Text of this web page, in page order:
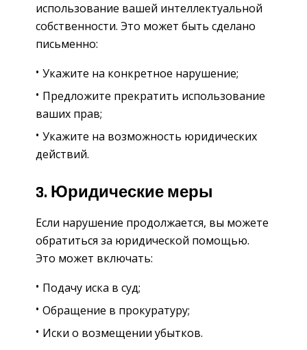
использование вашей интеллектуальной
собственности. Это может быть сделано
письменно:
Укажите на конкретное нарушение;
Предложите прекратить использование
ваших прав;
Укажите на возможность юридических
действий.
3. Юридические меры
Если нарушение продолжается, вы можете
обратиться за юридической помощью.
Это может включать:
Подачу иска в суд;
Обращение в прокуратуру;
Иски о возмещении убытков.